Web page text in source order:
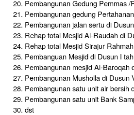
Pembangunan Gedung Pemmas /
Pembangunan gedung
Pembangunan jalan sertu di
Rehap total Mesjid Al-Raudah di
Rehap total Mesjid Sirajur
Pembanguan Mesjid di Dusun I
Pembangunan mesjid Al-Baroqah
Pembangunan Musholla di
Pembangunan satu unit air bersih
Pembangunan satu unit Bank
dst